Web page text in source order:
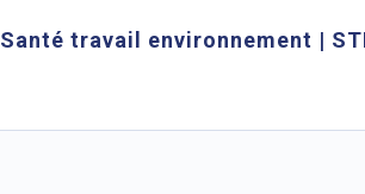
Santé travail environnement |